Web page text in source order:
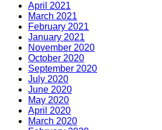
April 2021
March 2021
February 2021
January 2021
November 2020
October 2020
September 2020
July 2020
June 2020
May 2020
April 2020
March 2020